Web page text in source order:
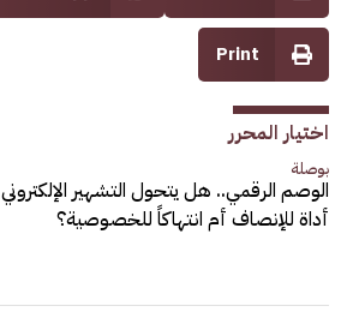
Print
اختيار المحرر
بوصلة
الوصم الرقمي.. هل يتحول التشهير الإلكتروني
أداة للإنصاف أم انتهاكاً للخصوصية؟